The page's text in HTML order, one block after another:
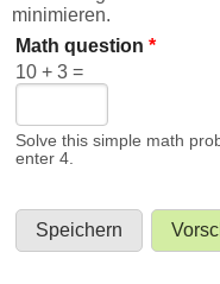
minimieren.
Math question*
10 + 3 =
Solve this simple math
enter 4.